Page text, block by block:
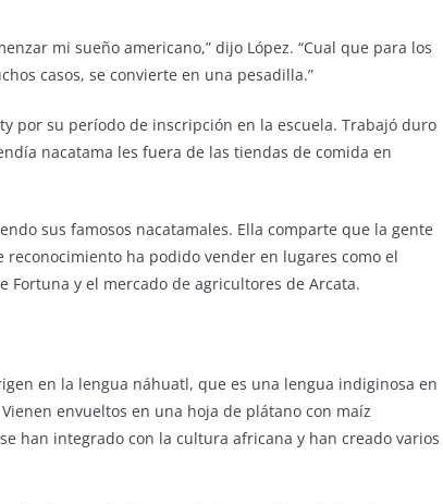
mi sueño americano,” dijo López. “Cual que para los
casos, se convierte en una pesadilla.”
por su período de inscripción en la escuela. Trabajó duro
nacatama les fuera de las tiendas de comida en
sus famosos nacatamales. Ella comparte que la gente
reconocimiento ha podido vender en lugares como el
Fortuna y el mercado de agricultores de Arcata.
en la lengua náhuatl, que es una lengua indiginosa en
envueltos en una hoja de plátano con maíz
han integrado con la cultura africana y han creado varios